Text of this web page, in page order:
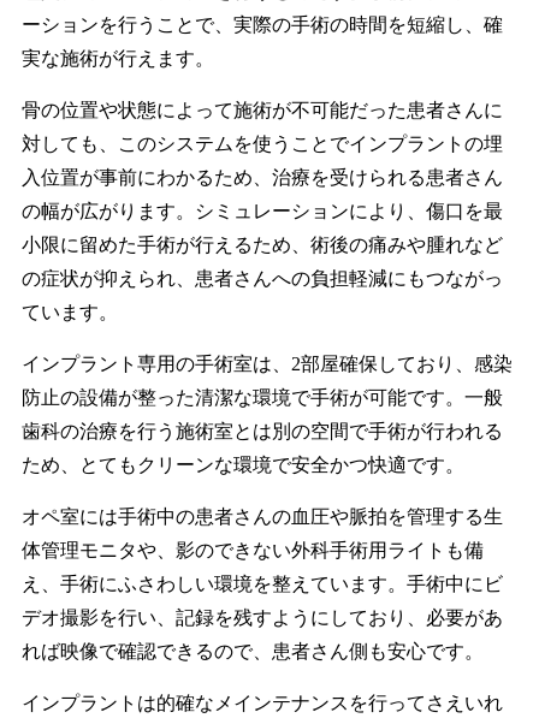
ーションを行うことで、実際の手術の時間を短縮し、確
実な施術が行えます。
骨の位置や状態によって施術が不可能だった患者さんに
対しても、このシステムを使うことでインプラントの埋
入位置が事前にわかるため、治療を受けられる患者さん
の幅が広がります。シミュレーションにより、傷口を最
小限に留めた手術が行えるため、術後の痛みや腫れなど
の症状が抑えられ、患者さんへの負担軽減にもつながっ
ています。
インプラント専用の手術室は、2部屋確保しており、感染
防止の設備が整った清潔な環境で手術が可能です。一般
歯科の治療を行う施術室とは別の空間で手術が行われる
ため、とてもクリーンな環境で安全かつ快適です。
オペ室には手術中の患者さんの血圧や脈拍を管理する生
体管理モニタや、影のできない外科手術用ライトも備
え、手術にふさわしい環境を整えています。手術中にビ
デオ撮影を行い、記録を残すようにしており、必要があ
れば映像で確認できるので、患者さん側も安心です。
インプラントは的確なメインテナンスを行ってさえいれ